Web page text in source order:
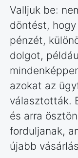
Valljuk be:
döntést,
pénzét,
dolgot,
azokat az
választották.
és arra
forduljanak,
újabb